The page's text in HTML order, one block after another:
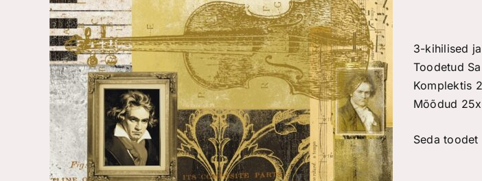
3-kihilised
Toodetud
Komplektis
Mõõdud
Seda